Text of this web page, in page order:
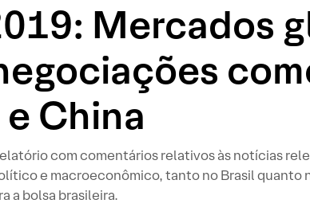
Mercados
China
com comentários relativos às notícias
e macroeconômico, tanto no Brasil quanto
a bolsa brasileira.